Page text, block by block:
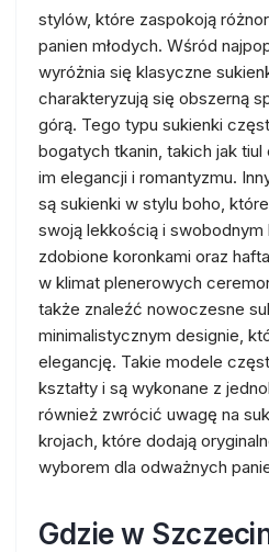
stylów, które zaspokoją
panien młodych. Wśród
wyróżnia się klasyczne
charakteryzują się obszerną
górą. Tego typu sukienki
bogatych tkanin, takich jak
im elegancji i romantyzmu.
są sukienki w stylu boho,
swoją lekkością i swobodnym
zdobione koronkami oraz
w klimat plenerowych
także znaleźć nowoczesne
minimalistycznym designie,
elegancję. Takie modele
kształty i są wykonane z
również zwrócić uwagę na
krojach, które dodają
wyborem dla odważnych
Gdzie w